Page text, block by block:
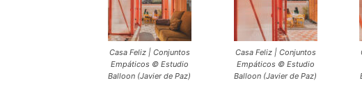
Casa Feliz | Conjuntos
Empáticos © Estudio
Balloon (Javier de Paz)
Casa Feliz | Conjuntos
Empáticos © Estudio
Balloon (Javier de Paz)